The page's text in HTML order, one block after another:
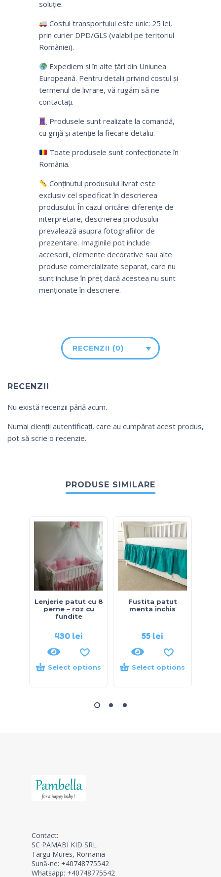
soluție.
Costul transportului este unic: 25 lei,
prin curier DPD/GLS (valabil pe teritoriul
României).
Expediem și în alte țări din Uniunea
Europeană. Pentru detalii privind costul și
termenul de livrare, vă rugăm să ne
contactați.
Produsele sunt realizate la comandă,
cu grijă și atenție la fiecare detaliu.
Toate produsele sunt confecționate în
România.
Conținutul produsului livrat este
exclusiv cel specificat în descrierea
produsului. În cazul oricărei diferențe de
interpretare, descrierea produsului
prevalează asupra fotografiilor de
prezentare. Imaginile pot include
accesorii, elemente decorative sau alte
produse comercializate separat, care nu
sunt incluse în preț dacă acestea nu sunt
menționate în descriere.
RECENZII (0)
RECENZII
Nu există recenzii până acum.
Numai clienții autentificați, care au cumpărat acest produs,
pot să scrie o recenzie.
PRODUSE SIMILARE
Lenjerie patut cu 8
perne – roz cu
fundite
430 lei
Select options
Fustita patut
menta inchis
55 lei
Select options
Contact:
SC PAMABI KID SRL
Targu Mures, Romania
Sună-ne: +40748775542
Whatsapp: +40748775542